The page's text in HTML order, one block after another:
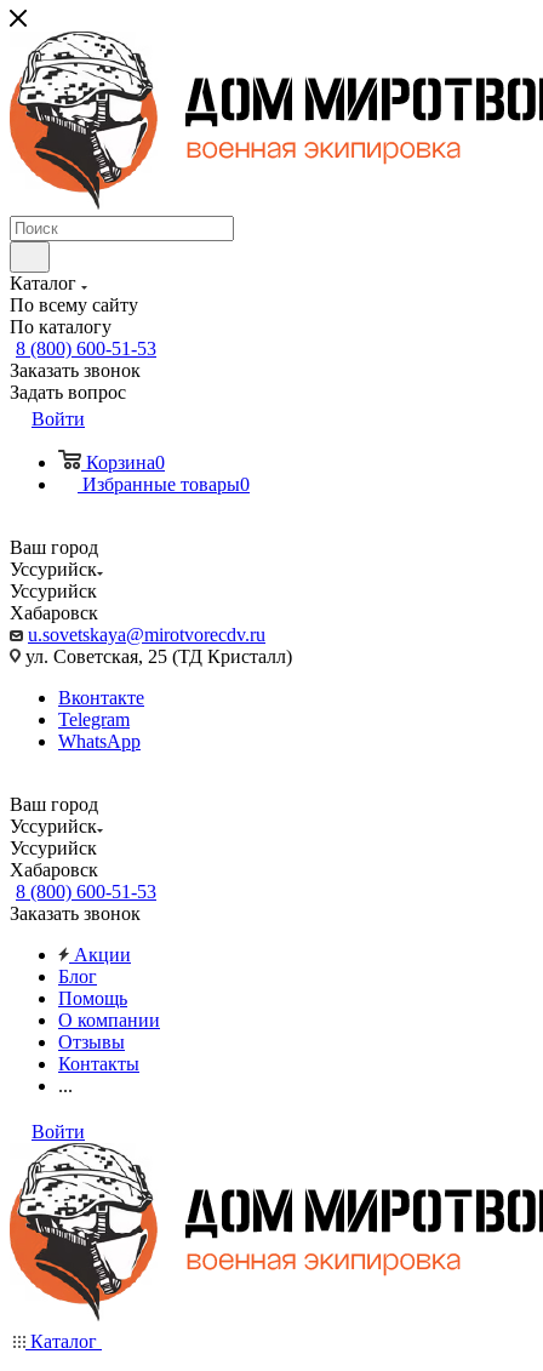
Каталог
По всему сайту
По каталогу
8 (800) 600-51-53
Заказать звонок
Задать вопрос
Войти
Корзина0
Избранные товары0
Ваш город
Уссурийск
Уссурийск
Хабаровск
u.sovetskaya@mirotvorecdv.ru
ул. Советская, 25 (ТД Кристалл)
Вконтакте
Telegram
WhatsApp
Ваш город
Уссурийск
Уссурийск
Хабаровск
8 (800) 600-51-53
Заказать звонок
Акции
Блог
Помощь
О компании
Отзывы
Контакты
...
Войти
Каталог